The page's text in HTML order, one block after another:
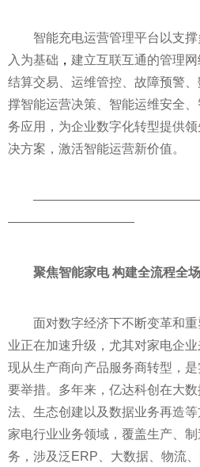
智能充电运营管理平台以支
入为基础 ， 建立互联互通的管理网
结算交易、运维管控、故障预警
撑智能运营决策、智能运维安全
务应用，为企业数字化转型提供
决方案，激活智能运营新价值。
——————————
聚焦智能家电 构建全流程全
面对数字经济下不断变革和
业正在加速升级，尤其对家电企
现从生产商向产品服务商转型，
要举措。多年来，亿达科创在大
法、生态创建以及数据业务再造
家电行业业务领域，覆盖生产、
务，涉及泛ERP、大数据、物流、